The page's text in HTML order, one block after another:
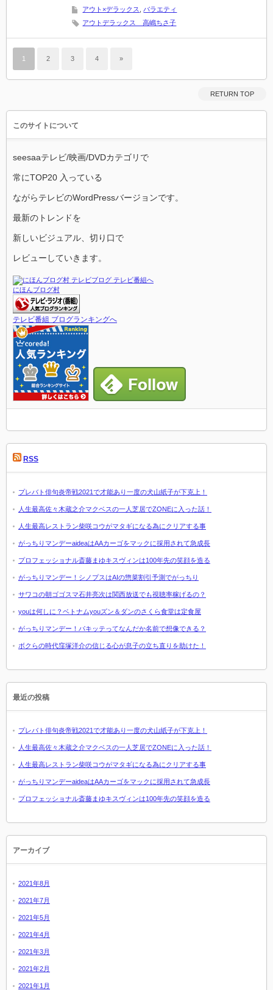
アウト×デラックス
バラエティ
アウトデラックス 高嶋ちさ子
1 2 3 4 »
RETURN TOP
このサイトについて
seesaaテレビ/映画/DVDカテゴリで
常にTOP20 入っている
ながらテレビのWordPressバージョンです。
最新のトレンドを
新しいビジュアル、切り口で
レビューしていきます。
にほんブログ村
テレビ番組 ブログランキングへ
RSS
プレバト俳句炎帝戦2021で才能あり一度の犬山紙子が下克上！
人生最高佐々木蔵之介マクベスの一人芝居でZONEに入った話！
人生最高レストラン柴咲コウがマタギになる為にクリアする事
がっちりマンデーaideaはAAカーゴをマックに採用されて急成長
プロフェッショナル斎藤まゆキスヴィンは100年先の笑顔を造る
がっちりマンデー！シノプスはAIの惣菜割引予測でがっちり
サワコの朝ゴゴスマ石井亮次は関西放送でも視聴率稼げるの？
youは何しに？ベトナムyouズン＆ダンのさくら食堂は定食屋
がっちりマンデー！パキッテってなんだか名前で想像できる？
ボクらの時代窪塚洋介の信じる心が息子の立ち直りを助けた！
最近の投稿
プレバト俳句炎帝戦2021で才能あり一度の犬山紙子が下克上！
人生最高佐々木蔵之介マクベスの一人芝居でZONEに入った話！
人生最高レストラン柴咲コウがマタギになる為にクリアする事
がっちりマンデーaideaはAAカーゴをマックに採用されて急成長
プロフェッショナル斎藤まゆキスヴィンは100年先の笑顔を造る
アーカイブ
2021年8月
2021年7月
2021年5月
2021年4月
2021年3月
2021年2月
2021年1月